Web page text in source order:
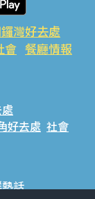
灣好去處
會 餐廳情報
好去處 社會
話